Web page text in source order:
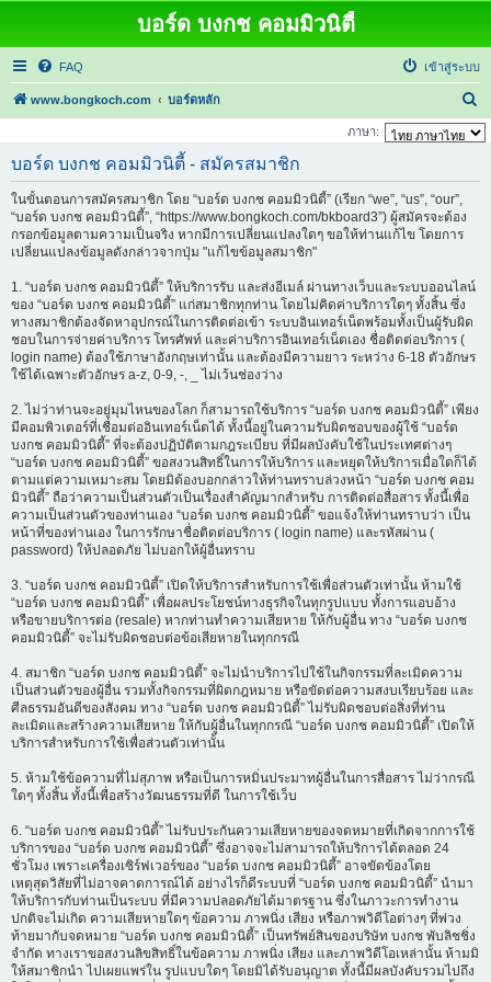
บอร์ด บงกช คอมมิวนิตี้
FAQ เข้าสู่ระบบ
www.bongkoch.com บอร์ดหลัก
น
ภาษา:
บอร์ด บงกช คอมมิวนิตี้ - สมัครสมาชิก
ในขั้นตอนการสมัครสมาชิก โดย “บอร์ด บงกช คอมมิวนิตี้” (เรียก “we”, “us”, “our”,
“บอร์ด บงกช คอมมิวนิตี้”, “https://www.bongkoch.com/bkboard3”) ผู้สมัครจะต้อง
กรอกข้อมูลตามความเป็นจริง หากมีการเปลี่ยนแปลงใดๆ ขอให้ท่านแก้ไข โดยการ
เปลี่ยนแปลงข้อมูลดังกล่าวจากปุ่ม "แก้ไขข้อมูลสมาชิก"
1. “บอร์ด บงกช คอมมิวนิตี้” ให้บริการรับ และส่งอีเมล์ ผ่านทางเว็บและระบบออนไลน์
ของ “บอร์ด บงกช คอมมิวนิตี้” แก่สมาชิกทุกท่าน โดยไม่คิดค่าบริการใดๆ ทั้งสิ้น ซึ่ง
ทางสมาชิกต้องจัดหาอุปกรณ์ในการติดต่อเข้า ระบบอินเทอร์เน็ตพร้อมทั้งเป็นผู้รับผิด
ชอบในการจ่ายค่าบริการ โทรศัพท์ และค่าบริการอินเทอร์เน็ตเอง ชื่อติดต่อบริการ (
login name) ต้องใช้ภาษาอังกฤษเท่านั้น และต้องมีความยาว ระหว่าง 6-18 ตัวอักษร
ใช้ได้เฉพาะตัวอักษร a-z, 0-9, -, _ ไม่เว้นช่องว่าง
2. ไม่ว่าท่านจะอยู่มุมไหนของโลก ก็สามารถใช้บริการ “บอร์ด บงกช คอมมิวนิตี้” เพียง
มีคอมพิวเตอร์ที่เชื่อมต่ออินเทอร์เน็ตได้ ทั้งนี้อยู่ในความรับผิดชอบของผู้ใช้ “บอร์ด
บงกช คอมมิวนิตี้” ที่จะต้องปฏิบัติตามกฎระเบียบ ที่มีผลบังคับใช้ในประเทศต่างๆ
“บอร์ด บงกช คอมมิวนิตี้” ขอสงวนสิทธิ์ในการให้บริการ และหยุดให้บริการเมื่อใดก็ได้
ตามแต่ความเหมาะสม โดยมิต้องบอกกล่าวให้ท่านทราบล่วงหน้า “บอร์ด บงกช คอม
มิวนิตี้” ถือว่าความเป็นส่วนตัวเป็นเรื่องสำคัญมากสำหรับ การติดต่อสื่อสาร ทั้งนี้เพื่อ
ความเป็นส่วนตัวของท่านเอง “บอร์ด บงกช คอมมิวนิตี้” ขอแจ้งให้ท่านทราบว่า เป็น
หน้าที่ของท่านเอง ในการรักษาชื่อติดต่อบริการ ( login name) และรหัสผ่าน (
password) ให้ปลอดภัย ไม่บอกให้ผู้อื่นทราบ
3. “บอร์ด บงกช คอมมิวนิตี้” เปิดให้บริการสำหรับการใช้เพื่อส่วนตัวเท่านั้น ห้ามใช้
“บอร์ด บงกช คอมมิวนิตี้” เพื่อผลประโยชน์ทางธุรกิจในทุกรูปแบบ ทั้งการแอบอ้าง
หรือขายบริการต่อ (resale) หากท่านทำความเสียหาย ให้กับผู้อื่น ทาง “บอร์ด บงกช
คอมมิวนิตี้” จะไม่รับผิดชอบต่อข้อเสียหายในทุกกรณี
4. สมาชิก “บอร์ด บงกช คอมมิวนิตี้” จะไม่นำบริการไปใช้ในกิจกรรมที่ละเมิดความ
เป็นส่วนตัวของผู้อื่น รวมทั้งกิจกรรมที่ผิดกฎหมาย หรือขัดต่อความสงบเรียบร้อย และ
ศีลธรรมอันดีของสังคม ทาง “บอร์ด บงกช คอมมิวนิตี้” ไม่รับผิดชอบต่อสิ่งที่ท่าน
ละเมิดและสร้างความเสียหาย ให้กับผู้อื่นในทุกกรณี “บอร์ด บงกช คอมมิวนิตี้” เปิดให้
บริการสำหรับการใช้เพื่อส่วนตัวเท่านั้น
5. ห้ามใช้ข้อความที่ไม่สุภาพ หรือเป็นการหมิ่นประมาทผู้อื่นในการสื่อสาร ไม่ว่ากรณี
ใดๆ ทั้งสิ้น ทั้งนี้เพื่อสร้างวัฒนธรรมที่ดี ในการใช้เว็บ
6. “บอร์ด บงกช คอมมิวนิตี้” ไม่รับประกันความเสียหายของจดหมายที่เกิดจากการใช้
บริการของ “บอร์ด บงกช คอมมิวนิตี้” ซึ่งอาจจะไม่สามารถให้บริการได้ตลอด 24
ชั่วโมง เพราะเครื่องเซิร์ฟเวอร์ของ “บอร์ด บงกช คอมมิวนิตี้” อาจขัดข้องโดย
เหตุสุดวิสัยที่ไม่อาจคาดการณ์ได้ อย่างไรก็ดีระบบที่ “บอร์ด บงกช คอมมิวนิตี้” นำมา
ให้บริการกับท่านเป็นระบบ ที่มีความปลอดภัยได้มาตรฐาน ซึ่งในภาวะการทำงาน
ปกติจะไม่เกิด ความเสียหายใดๆ ข้อความ ภาพนิ่ง เสียง หรือภาพวิดีโอต่างๆ ที่พ่วง
ท้ายมากับจดหมาย “บอร์ด บงกช คอมมิวนิตี้” เป็นทรัพย์สินของบริษัท บงกช พับลิชชิ่ง
จำกัด ทางเราขอสงวนลิขสิทธิ์ในข้อความ ภาพนิ่ง เสียง และภาพวิดีโอเหล่านั้น ห้ามมิ
ให้สมาชิกนำ ไปเผยแพร่ใน รูปแบบใดๆ โดยมิได้รับอนุญาต ทั้งนี้มีผลบังคับรวมไปถึง